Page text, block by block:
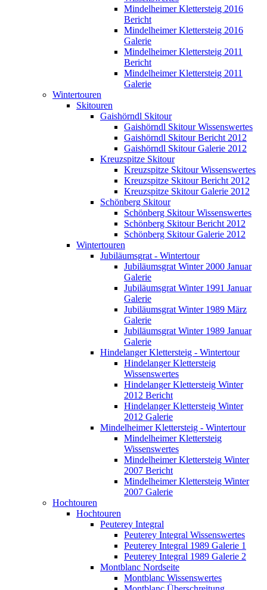
Mindelheimer Klettersteig 2016
Bericht
Mindelheimer Klettersteig 2016
Galerie
Mindelheimer Klettersteig 2011
Bericht
Mindelheimer Klettersteig 2011
Galerie
Wintertouren
Skitouren
Gaishörndl Skitour
Gaishörndl Skitour Wissenswertes
Gaishörndl Skitour Bericht 2012
Gaishörndl Skitour Galerie 2012
Kreuzspitze Skitour
Kreuzspitze Skitour Wissenswertes
Kreuzspitze Skitour Bericht 2012
Kreuzspitze Skitour Galerie 2012
Schönberg Skitour
Schönberg Skitour Wissenswertes
Schönberg Skitour Bericht 2012
Schönberg Skitour Galerie 2012
Wintertouren
Jubiläumsgrat - Wintertour
Jubiläumsgrat Winter 2000 Januar
Galerie
Jubiläumsgrat Winter 1991 Januar
Galerie
Jubiläumsgrat Winter 1989 März
Galerie
Jubiläumsgrat Winter 1989 Januar
Galerie
Hindelanger Klettersteig - Wintertour
Hindelanger Klettersteig
Wissenswertes
Hindelanger Klettersteig Winter
2012 Bericht
Hindelanger Klettersteig Winter
2012 Galerie
Mindelheimer Klettersteig - Wintertour
Mindelheimer Klettersteig
Wissenswertes
Mindelheimer Klettersteig Winter
2007 Bericht
Mindelheimer Klettersteig Winter
2007 Galerie
Hochtouren
Hochtouren
Peuterey Integral
Peuterey Integral Wissenswertes
Peuterey Integral 1989 Galerie 1
Peuterey Integral 1989 Galerie 2
Montblanc Nordseite
Montblanc Wissenswertes